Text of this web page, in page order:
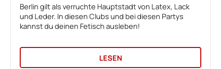
Berlin gilt als verruchte Hauptstadt von Latex, Lack
und Leder. In diesen Clubs und bei diesen Partys
kannst du deinen Fetisch ausleben!
LESEN